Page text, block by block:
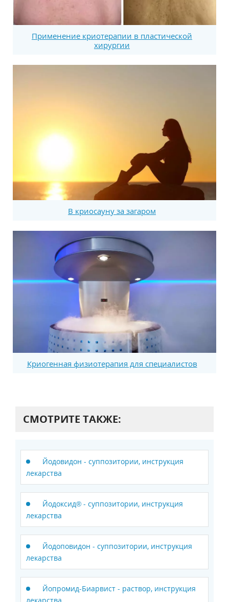
Применение криотерапии в пластической
хирургии
В криосауну за загаром
Криогенная физиотерапия для специалистов
СМОТРИТЕ ТАКЖЕ:
Йодовидон - суппозитории, инструкция
лекарства
Йодоксид® - суппозитории, инструкция
лекарства
Йодоповидон - суппозитории, инструкция
лекарства
Йопромид-Биарвист - раствор, инструкция